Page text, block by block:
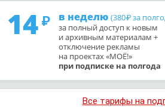
14 в неделю (380₽ за
за полный доступ к новым
и архивным материалам +
отключение рекламы
на проектах «МОЁ!»
при подписке на полгода
Все тарифы на